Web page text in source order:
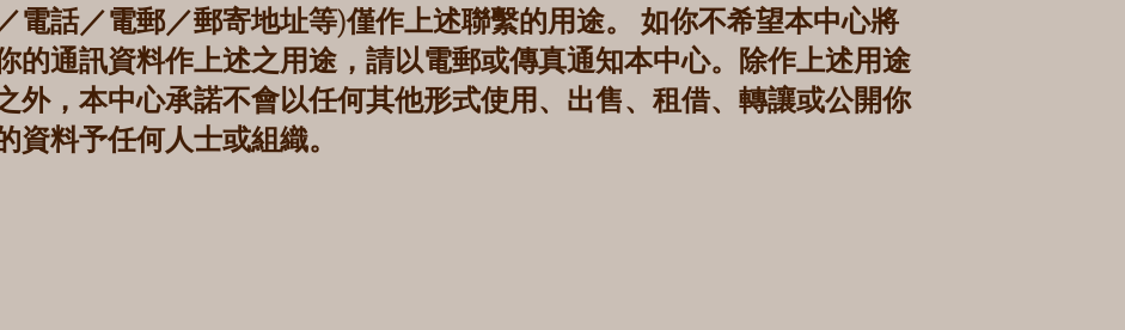
電話／電郵／郵寄地址等)僅作上述聯繫的用途。 如你不希望本中心將
的通訊資料作上述之用途，請以電郵或傳真通知本中心。除作上述用途
外，本中心承諾不會以任何其他形式使用、出售、租借、轉讓或公開你
資料予任何人士或組織。